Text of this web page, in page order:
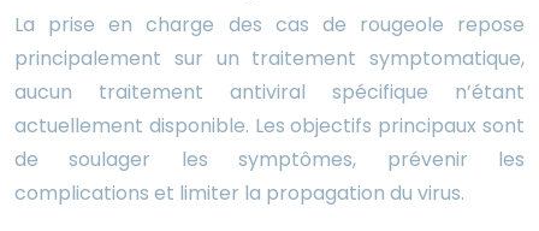
La prise en charge des cas de rougeole repose
principalement sur un traitement symptomatique,
aucun traitement antiviral spécifique n’étant
actuellement disponible. Les objectifs principaux sont
de soulager les symptômes, prévenir les
complications et limiter la propagation du virus.